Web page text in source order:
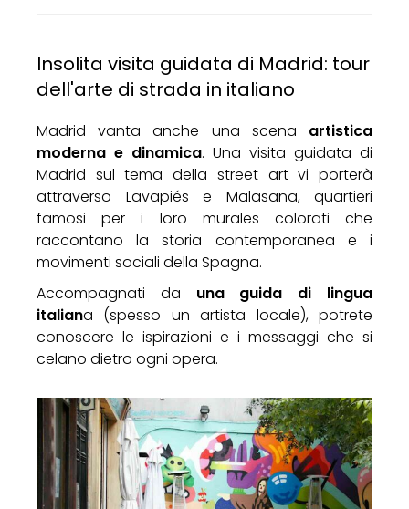
Insolita visita guidata di Madrid: tour
dell'arte di strada in italiano
Madrid vanta anche una scena artistica
moderna e dinamica. Una visita guidata di
Madrid sul tema della street art vi porterà
attraverso Lavapiés e Malasaña, quartieri
famosi per i loro murales colorati che
raccontano la storia contemporanea e i
movimenti sociali della Spagna.
Accompagnati da una guida di lingua
italiana (spesso un artista locale), potrete
conoscere le ispirazioni e i messaggi che si
celano dietro ogni opera.